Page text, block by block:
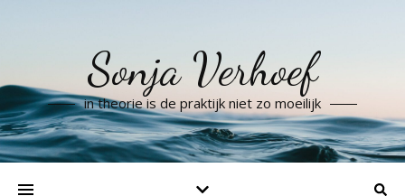
Sonja Verhoef
in theorie is de praktijk niet zo moeilijk